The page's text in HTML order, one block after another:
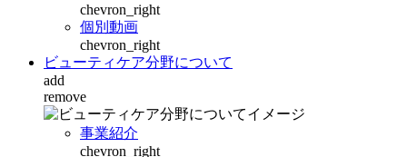
chevron_right
個別動画
chevron_right
ビューティケア分野について
add
remove
事業紹介
chevron_right